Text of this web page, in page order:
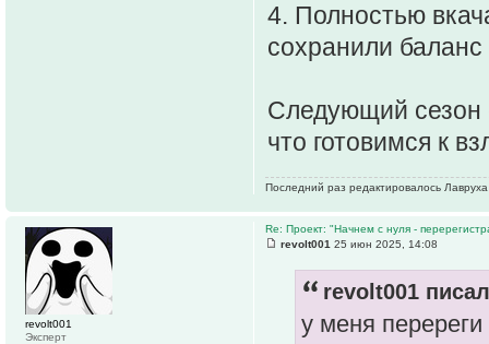
4. Полностью
сохранили
Следующий сезон
что готовимся к
Последний раз редактировалось
Re: Проект: "Начнем с нуля -
revolt001 25 июн 2025, 14:08
revolt001
у меня перереги
revolt001
Эксперт